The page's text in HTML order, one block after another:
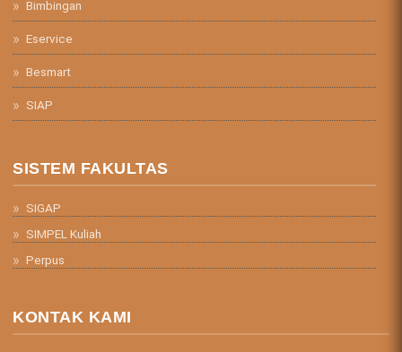
Bimbingan
Eservice
Besmart
SIAP
SISTEM FAKULTAS
SIGAP
SIMPEL Kuliah
Perpus
KONTAK KAMI